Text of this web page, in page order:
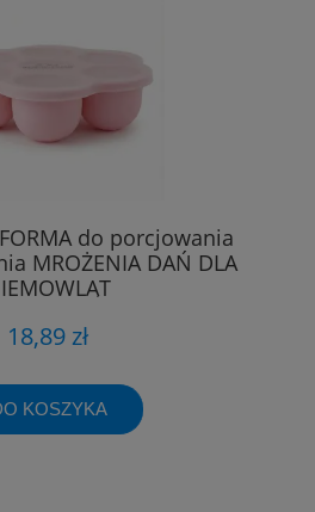
do porcjowania
MROŻENIA DAŃ DLA
18,89 zł
KOSZYKA